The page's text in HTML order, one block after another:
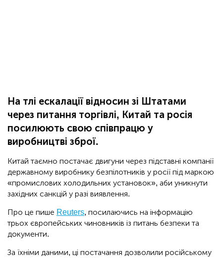
На тлі ескалації відносин зі Штатами
через питання торгівлі, Китай та росія
посилюють свою співпрацю у
виробництві зброї.
Китай таємно постачає двигуни через підставні компанії
державному виробнику безпілотників у росії під маркою
«промислових холодильних установок», аби уникнути
західних санкцій у разі виявлення.
Про це пише Reuters, посилаючись на інформацію
трьох європейських чиновників із питань безпеки та
документи.
За їхніми даними, ці постачання дозволили російському